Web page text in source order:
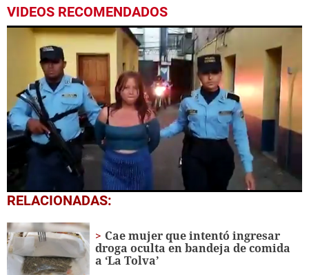
VIDEOS RECOMENDADOS
1
second
25
seconds
RELACIONADAS:
Cae mujer que intentó ingresar
droga oculta en bandeja de comida
a ‘La Tolva’